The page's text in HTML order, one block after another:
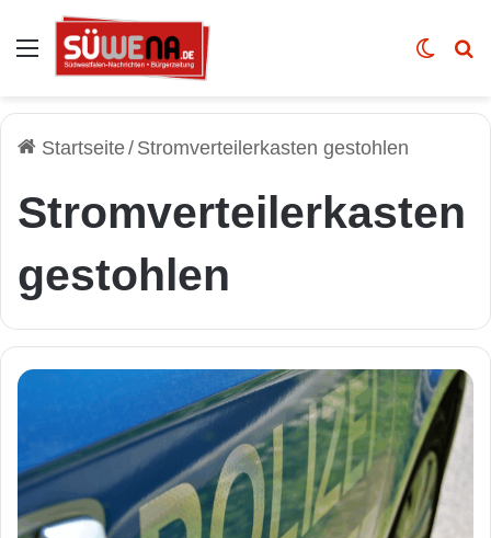
Auswahl Skin
Startseite/ Stromverteilerkasten gestohlen
Stromverteilerkasten
gestohlen